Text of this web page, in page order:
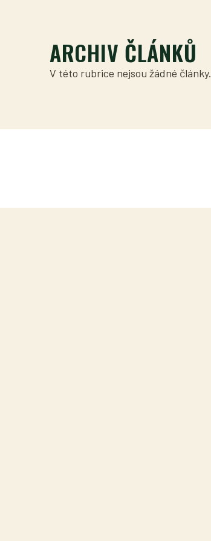
ARCHIV ČLÁNKŮ
V této rubrice nejsou žádné články.